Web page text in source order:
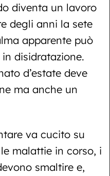
diventa un lavoro
degli anni la sete
apparente può
disidratazione.
d’estate deve
ma anche un
va cucito su
malattie in corso, i
smaltire e,